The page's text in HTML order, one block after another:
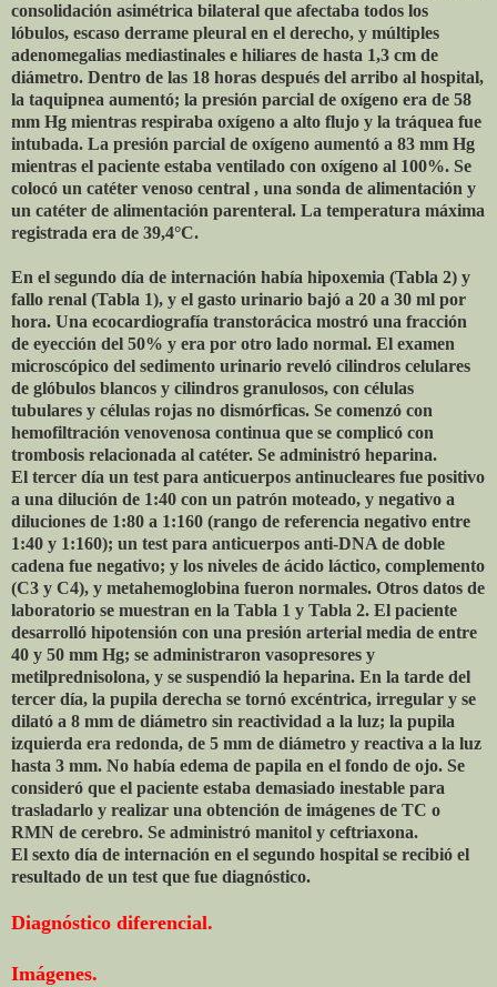
consolidación asimétrica bilateral que afectaba todos los
lóbulos, escaso derrame pleural en el derecho, y múltiples
adenomegalias mediastinales e hiliares de hasta 1,3 cm de
diámetro. Dentro de las 18 horas después del arribo al hospital,
la taquipnea aumentó; la presión parcial de oxígeno era de 58
mm Hg mientras respiraba oxígeno a alto flujo y la tráquea fue
intubada. La presión parcial de oxígeno aumentó a 83 mm Hg
mientras el paciente estaba ventilado con oxígeno al 100%. Se
colocó un catéter venoso central , una sonda de alimentación y
un catéter de alimentación parenteral. La temperatura máxima
registrada era de 39,4°C.
En el segundo día de internación había hipoxemia (Tabla 2) y
fallo renal (Tabla 1), y el gasto urinario bajó a 20 a 30 ml por
hora. Una ecocardiografía transtorácica mostró una fracción
de eyección del 50% y era por otro lado normal. El examen
microscópico del sedimento urinario reveló cilindros celulares
de glóbulos blancos y cilindros granulosos, con células
tubulares y células rojas no dismórficas. Se comenzó con
hemofiltración venovenosa continua que se complicó con
trombosis relacionada al catéter. Se administró heparina.
El tercer día un test para anticuerpos antinucleares fue positivo
a una dilución de 1:40 con un patrón moteado, y negativo a
diluciones de 1:80 a 1:160 (rango de referencia negativo entre
1:40 y 1:160); un test para anticuerpos anti-DNA de doble
cadena fue negativo; y los niveles de ácido láctico, complemento
(C3 y C4), y metahemoglobina fueron normales. Otros datos de
laboratorio se muestran en la Tabla 1 y Tabla 2. El paciente
desarrolló hipotensión con una presión arterial media de entre
40 y 50 mm Hg; se administraron vasopresores y
metilprednisolona, y se suspendió la heparina. En la tarde del
tercer día, la pupila derecha se tornó excéntrica, irregular y se
dilató a 8 mm de diámetro sin reactividad a la luz; la pupila
izquierda era redonda, de 5 mm de diámetro y reactiva a la luz
hasta 3 mm. No había edema de papila en el fondo de ojo. Se
consideró que el paciente estaba demasiado inestable para
trasladarlo y realizar una obtención de imágenes de TC o
RMN de cerebro. Se administró manitol y ceftriaxona.
El sexto día de internación en el segundo hospital se recibió el
resultado de un test que fue diagnóstico.
Diagnóstico diferencial.
Imágenes.